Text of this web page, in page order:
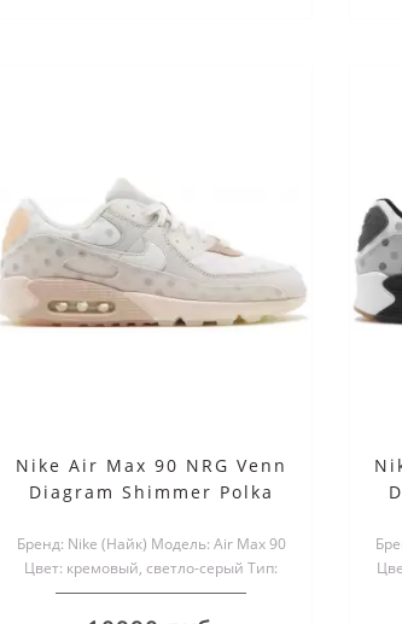
21.07.2023
ОСОБЕННОСТИ МОДЕЛИ
Nike Air Max 90 — это классические
У
Nike Air Max 90 NRG Venn
Diagram Shimmer Polka
Бренд: Nike (Найк) Модель: Air Max 90
Цвет: кремовый, светло-серый Тип:
Low Материал верх..